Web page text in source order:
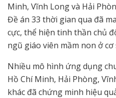
Minh, Vĩnh Long và Hải
Đề án 33 thời gian qua đã
cực, thể hiện tinh thần chủ
ngũ giáo viên mầm non ở cơ
Nhiều mô hình ứng dụng
Hồ Chí Minh, Hải Phòng,
khác đã chứng minh hiệu